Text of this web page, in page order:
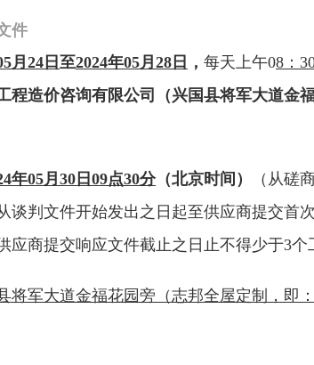
件
月 24 日 至2024年05月 28日 ， 每天上午08：
程造价咨询有限公司 （兴国县将军大道金
4年05月 30日09点30分（北京时间）
（从磋
谈判文件开始发出之日起至供应商提交首
应商提交响应文件截止之日止不得少于3个
将军大道金福花园旁（志邦全屋定制，即：